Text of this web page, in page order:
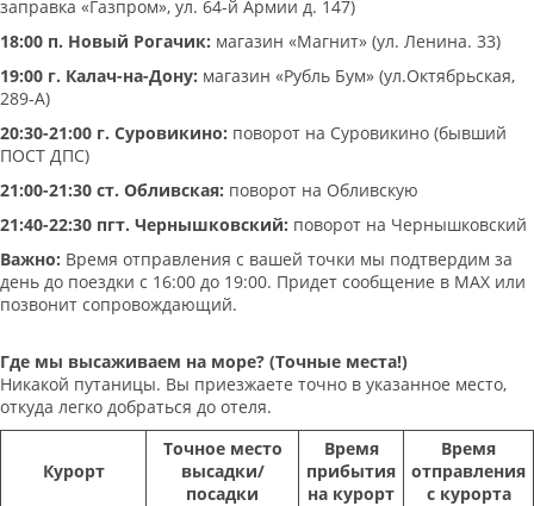
заправка «Газпром», ул. 64-й Армии д. 147)
18:00 п. Новый Рогачик: магазин «Магнит» (ул. Ленина. 33)
19:00 г. Калач-на-Дону: магазин «Рубль Бум» (ул.Октябрьская,
289-А)
20:30-21:00 г. Суровикино: поворот на Суровикино (бывший
ПОСТ ДПС)
21:00-21:30 ст. Обливская: поворот на Обливскую
21:40-22:30 пгт. Чернышковский: поворот на Чернышковский
Важно: Время отправления с вашей точки мы подтвердим за
день до поездки с 16:00 до 19:00. Придет сообщение в МАХ или
позвонит сопровождающий.
Где мы высаживаем на море? (Точные места!)
Никакой путаницы. Вы приезжаете точно в указанное место,
откуда легко добраться до отеля.
Курорт
Точное место
высадки/
посадки
Время
прибытия
на курорт
Время
отправления
с курорта